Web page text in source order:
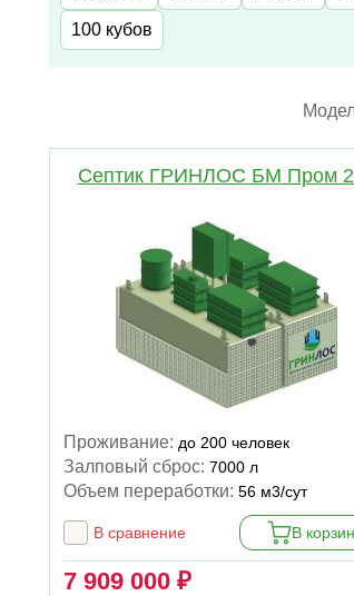
100 кубов
Септик ГРИНЛОС БМ Пром
Проживание: до 200 человек
Залповый сброс: 7000 л
Объем переработки: 56 м3/сут
В сравнение В
7 909 000 ₽